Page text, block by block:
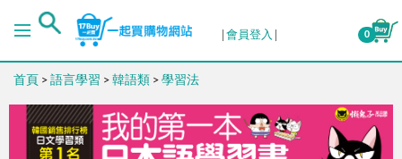
排序
出版日期 (舊→新)
會員登入 0
首頁 > 語言學習 > 韓語類 > 學習法